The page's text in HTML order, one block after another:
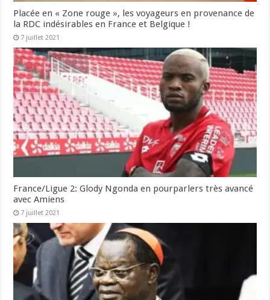
Placée en « Zone rouge », les voyageurs en provenance de
la RDC indésirables en France et Belgique !
7 juillet 2021
France/Ligue 2: Glody Ngonda en pourparlers très avancé
avec Amiens
7 juillet 2021